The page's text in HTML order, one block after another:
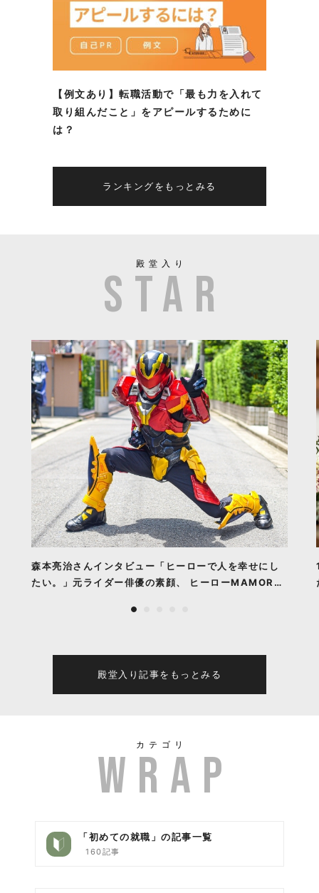
【例文あり】転職活動で「最も力を入れて
取り組んだこと」をアピールするために
は？
ランキングをもっとみる
殿堂入り
森本亮治さんインタビュー「ヒーローで人を幸せにし
たい。」元ライダー俳優の素顔、 ヒーローMAMORU
殿堂入り記事をもっとみる
カテゴリ
「初めての就職」の記事一覧
160記事